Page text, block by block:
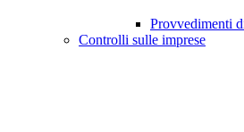
Provvedimenti
Controlli sulle imprese